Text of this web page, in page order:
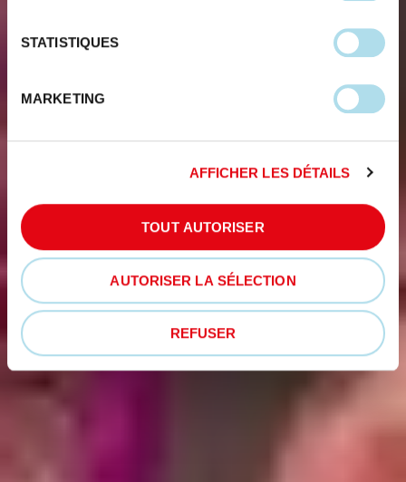
STATISTIQUES
MARKETING
AFFICHER LES DÉTAILS
TOUT AUTORISER
AUTORISER LA SÉLECTION
REFUSER